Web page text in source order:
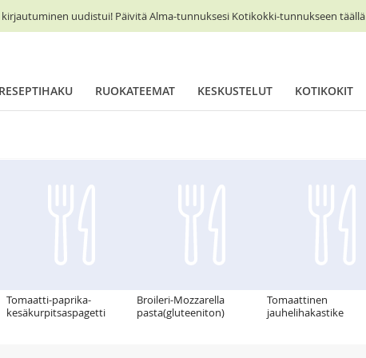
uudistui! Päivitä Alma-tunnuksesi Kotikokki-tunnukseen täällä
RESEPTIHAKU RUOKATEEMAT KESKUSTELUT KOTIKOKIT
Tomaatti-paprika-
kesäkurpitsaspagetti
Broileri-Mozzarella
pasta(gluteeniton)
Tomaattinen
jauhelihakastike